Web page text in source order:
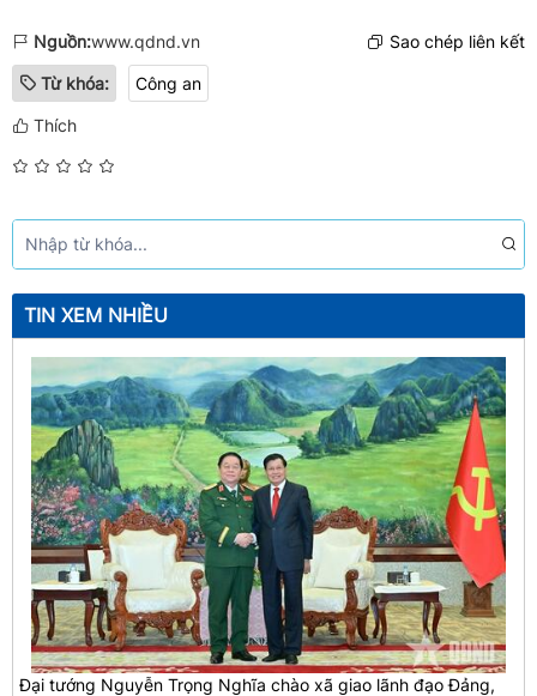
Nguồn:www.qdnd.vn Sao chép liên kết
Từ khóa: Công an
Thích
TIN XEM NHIỀU
Đại tướng Nguyễn Trọng Nghĩa chào xã giao lãnh đạo Đảng,